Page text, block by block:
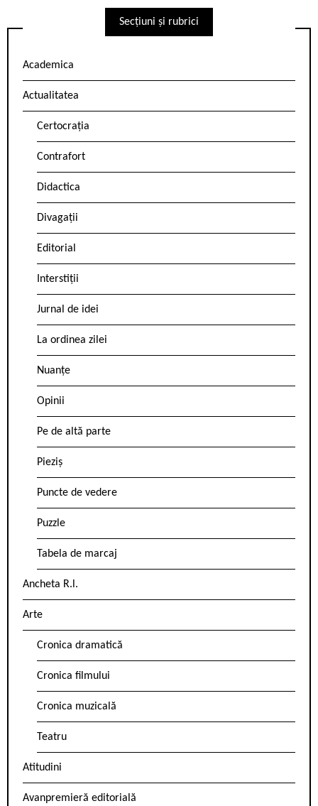
Secțiuni și rubrici
Academica
Actualitatea
Certocrația
Contrafort
Didactica
Divagații
Editorial
Interstiții
Jurnal de idei
La ordinea zilei
Nuanțe
Opinii
Pe de altă parte
Pieziș
Puncte de vedere
Puzzle
Tabela de marcaj
Ancheta R.l.
Arte
Cronica dramatică
Cronica filmului
Cronica muzicală
Teatru
Atitudini
Avanpremieră editorială